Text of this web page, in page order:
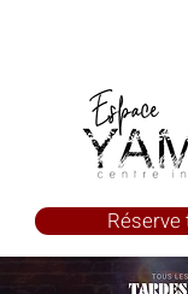
Réserve